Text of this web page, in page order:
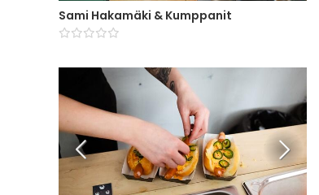
Sami Hakamäki & Kumppanit